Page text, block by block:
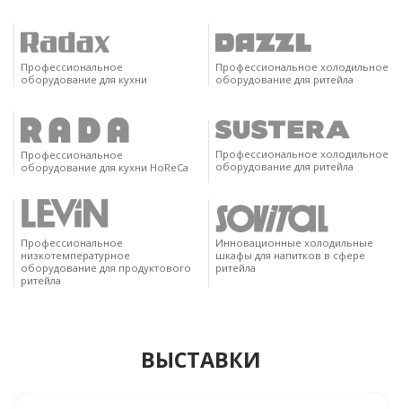
Профессиональное
оборудование для кухни
Профессиональное холодильное
оборудование для ритейла
Профессиональное
оборудование для кухни HoReCa
Профессиональное холодильное
оборудование для ритейла
Профессиональное
низкотемпературное
оборудование для продуктового
ритейла
Инновационные холодильные
шкафы для напитков в сфере
ритейла
ВЫСТАВКИ